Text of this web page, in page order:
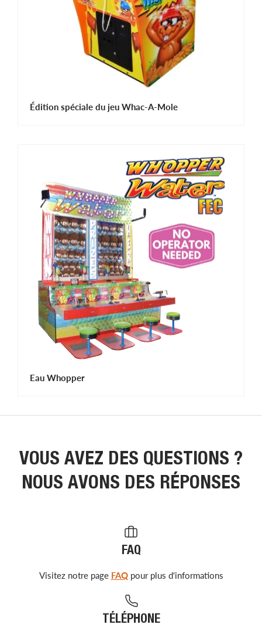
Édition spéciale du jeu Whac-A-Mole
Eau Whopper
VOUS AVEZ DES QUESTIONS ?
NOUS AVONS DES RÉPONSES
FAQ
Visitez notre page FAQpour plus d'informations
TÉLÉPHONE